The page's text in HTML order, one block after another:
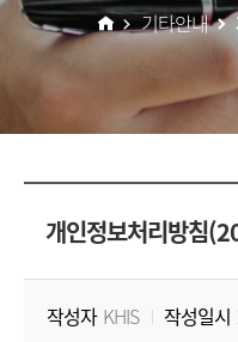
보
건
의
료
기타안내
개인정보처리방침
작성자 KHIS 작성일시